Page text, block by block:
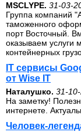
MSCLYPE. 31-03-
Группа компаний
таможенного
порт Восточный.
оказываем услуги
контейнерных
IT сервисы
от Wise IT
Наталушко. 31-
На заметку!
интернете.
Человек-